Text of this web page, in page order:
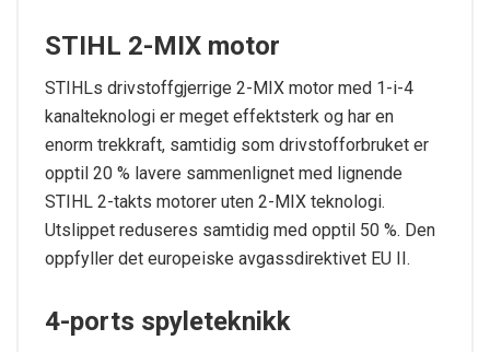
STIHL 2-MIX motor
STIHLs drivstoffgjerrige 2-MIX motor med 1-i-4
kanalteknologi er meget effektsterk og har en
enorm trekkraft, samtidig som drivstofforbruket er
opptil 20 % lavere sammenlignet med lignende
STIHL 2-takts motorer uten 2-MIX teknologi.
Utslippet reduseres samtidig med opptil 50 %. Den
oppfyller det europeiske avgassdirektivet EU II.
4-ports spyleteknikk